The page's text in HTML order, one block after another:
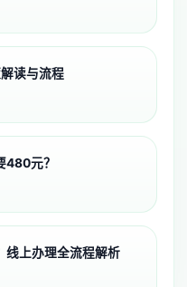
读与流程
480元？
线上办理全流程解析